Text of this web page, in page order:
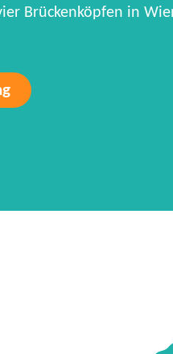
Brückenköpfen in